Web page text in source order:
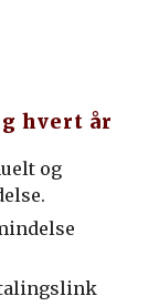
hvert år
og